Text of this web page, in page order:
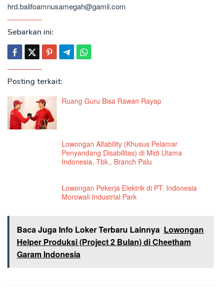
hrd.balifoamnusamegah@gamil.com
Sebarkan ini:
Posting terkait:
Ruang Guru Bisa Rawan Rayap
Lowongan Alfability (Khusus Pelamar
Penyandang Disabilitas) di Midi Utama
Indonesia, Tbk., Branch Palu
Lowongan Pekerja Elektrik di PT. Indonesia
Morowali Industrial Park
Baca Juga Info Loker Terbaru Lainnya Lowongan
Helper Produksi (Project 2 Bulan) di Cheetham
Garam Indonesia